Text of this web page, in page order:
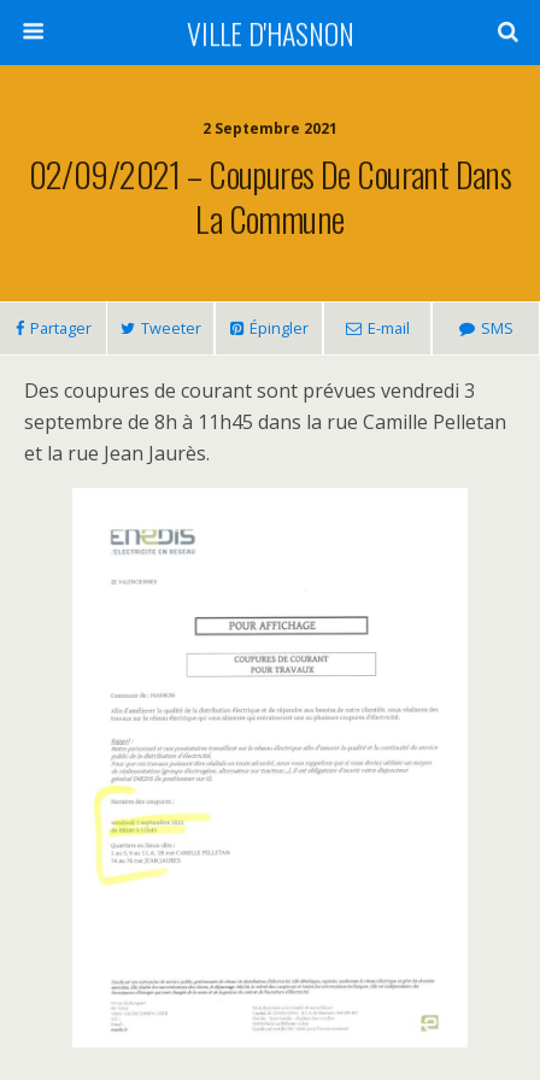
VILLE D'HASNON
2 Septembre 2021
02/09/2021 – Coupures De Courant Dans
La Commune
Partager Tweeter Épingler E-mail SMS
Des coupures de courant sont prévues vendredi 3
septembre de 8h à 11h45 dans la rue Camille Pelletan
et la rue Jean Jaurès.